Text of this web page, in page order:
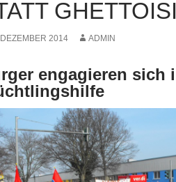
2014 ADMIN
engagieren sich